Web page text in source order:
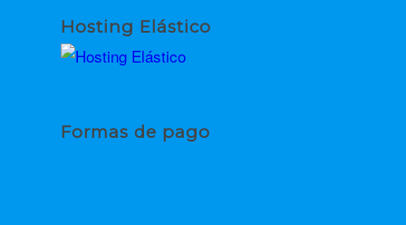
Hosting Elástico
Formas de pago